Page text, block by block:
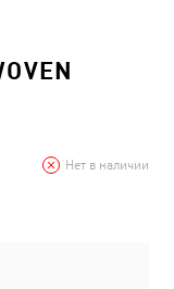
Нет в наличии